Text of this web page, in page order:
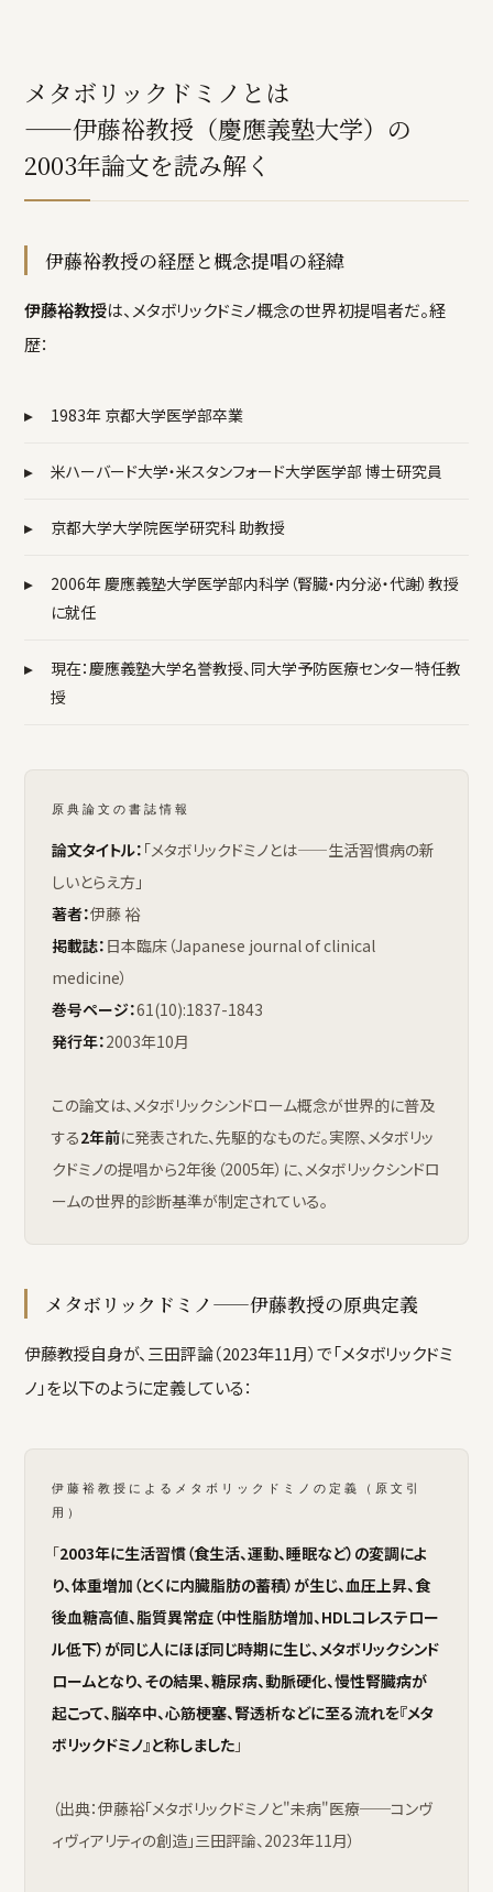
メタボリックドミノとは
——伊藤裕教授（慶應義塾大学）の
2003年論文を読み解く
伊藤裕教授の経歴と概念提唱の経緯
伊藤裕教授は、メタボリックドミノ概念の世界初提唱者だ。経
歴：
▸ 1983年 京都大学医学部卒業
▸ 米ハーバード大学・米スタンフォード大学医学部 博士研究員
▸ 京都大学大学院医学研究科 助教授
▸
2006年 慶應義塾大学医学部内科学（腎臓・内分泌・代謝）教授
に就任
▸
現在：慶應義塾大学名誉教授、同大学予防医療センター特任教
授
原典論文の書誌情報
論文タイトル： 「メタボリックドミノとは——生活習慣病の新
しいとらえ方」
著者：伊藤 裕
掲載誌： 日本臨床（Japanese journal of clinical
medicine）
巻号ページ：61(10):1837-1843
発行年：2003年10月
この論文は、メタボリックシンドローム概念が世界的に普及
する2年前に発表された、先駆的なものだ。実際、メタボリッ
クドミノの提唱から2年後（2005年）に、メタボリックシンドロ
ームの世界的診断基準が制定されている。
メタボリックドミノ——伊藤教授の原典定義
伊藤教授自身が、三田評論（2023年11月）で「メタボリックドミ
ノ」を以下のように定義している：
伊藤裕教授によるメタボリックドミノの定義（原文引
用）
「2003年に生活習慣（食生活、運動、睡眠など）の変調によ
り、体重増加（とくに内臓脂肪の蓄積）が生じ、血圧上昇、食
後血糖高値、脂質異常症（中性脂肪増加、HDLコレステロー
ル低下）が同じ人にほぼ同じ時期に生じ、メタボリックシンド
ロームとなり、その結果、糖尿病、動脈硬化、慢性腎臓病が
起こって、脳卒中、心筋梗塞、腎透析などに至る流れを『メタ
ボリックドミノ』と称しました 」
（出典：伊藤裕「メタボリックドミノと"未病"医療──コンヴ
ィヴィアリティの創造」三田評論、2023年11月）